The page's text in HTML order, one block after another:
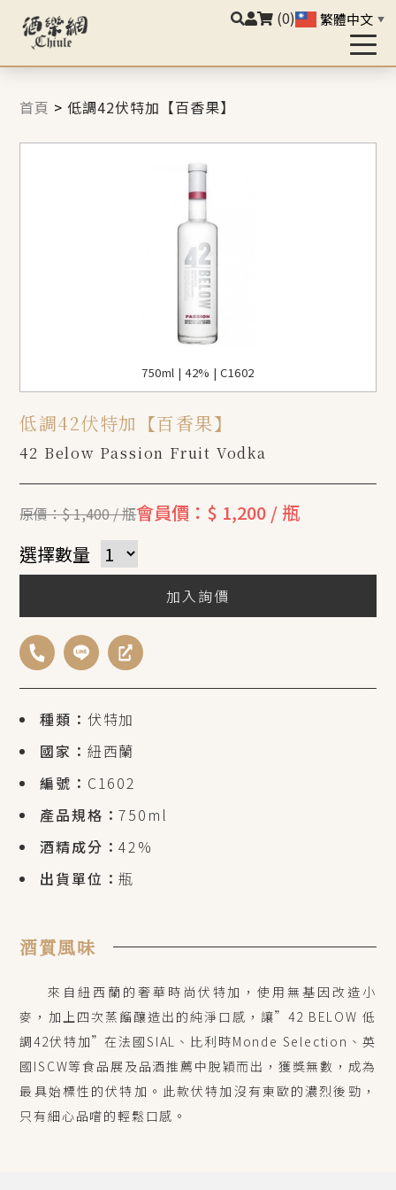
(0) 繁體中文 ▼
首頁 >低調42伏特加【百香果】
750ml | 42% | C1602
低調42伏特加【百香果】
42 Below Passion Fruit Vodka
種類： 伏特加
國家： 紐西蘭
編號： C1602
產品規格：750ml
酒精成分：42%
出貨單位：瓶
原價：$ 1,400 / 瓶會員價：$ 1,200 / 瓶
選擇數量
加入詢價
酒質風味
來自紐西蘭的奢華時尚伏特加，使用無基因改造小
麥，加上四次蒸餾釀造出的純淨口感，讓”42 BELOW 低
調42伏特加”在法國SIAL、 比利時Monde Selection、英
國ISCW等食品展及品酒推薦中脫穎而出，獲獎無數，成為
最具始標性的伏特加。此款伏特加 沒有東歐的濃烈後勁，
只有細心品嚐的輕鬆口感。